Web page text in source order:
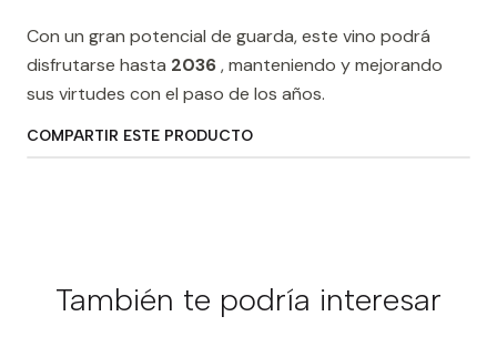
Con un gran potencial de guarda, este vino podrá
disfrutarse hasta 2036, manteniendo y mejorando
sus virtudes con el paso de los años.
COMPARTIR ESTE PRODUCTO
También te podría interesar